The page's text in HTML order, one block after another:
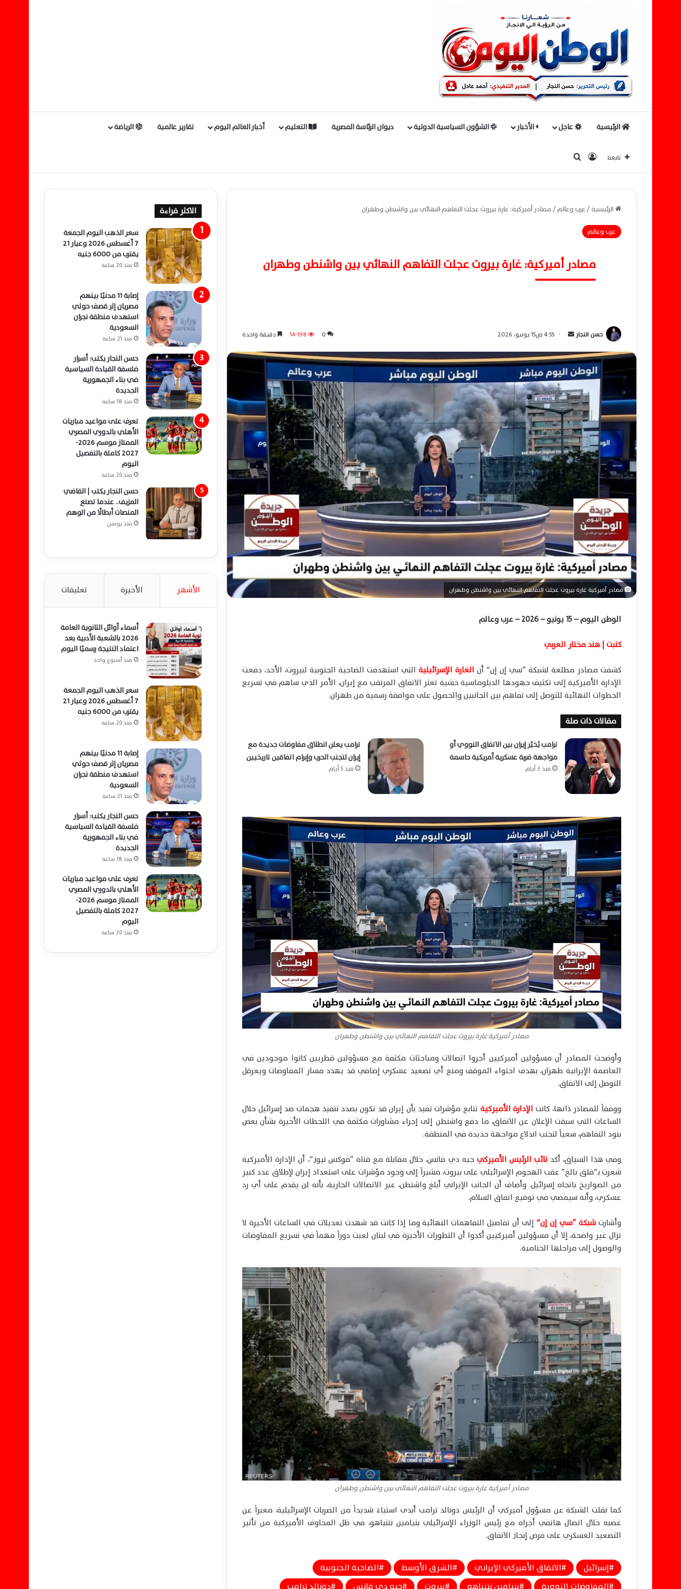
الرئيسية عاجل الأخبار الشؤون السياسية الدولية ديوان الرئاسة المصرية التعليم أخبار العالم اليوم تقارير عالمية الرياضة
تابعنا تسجيل الدخول
الرئيسية/عرب وعالم/مصادر أميركية: غارة بيروت عجلت التفاهم النهائي بين واشنطن وطهران
عرب وعالم
مصادر أميركية: غارة بيروت عجلت التفاهم النهائي بين واشنطن وطهران
حسن النجار
س
ل
ب
ر
ي
د
ا
إ
ل
ك
ت
و
ن
ي
ا
4:55 ص15 يونيو، 2026 0 14٬198 دقيقة واحدة
مصادر أميركية غارة بيروت عجلت التفاهم النهائي بين واشنطن وطهران
الوطن اليوم – 15 يونيو – 2026 – عرب وعالم
كتبت | هند مختار العربي
كشفت مصادر مطلعة لشبكة “سي إن إن” أن الغارة الإسرائيلية التي استهدفت الضاحية الجنوبية لبيروت، الأحد، دفعت
الإدارة الأميركية إلى تكثيف جهودها الدبلوماسية خشية تعثر الاتفاق المرتقب مع إيران، الأمر الذي ساهم في تسريع
الخطوات النهائية للتوصل إلى تفاهم بين الجانبين والحصول على موافقة رسمية من طهران.
مقالات ذات صلة
ترامب يُخيّر إيران بين الاتفاق النووي أو
مواجهة ضربة عسكرية أمريكية حاسمة
منذ 3 أيام
ترامب يعلن انطلاق مفاوضات جديدة مع
إيران لتجنب الحرب وإبرام اتفاقين تاريخيين
منذ 5 أيام
مصادر أميركية غارة بيروت عجلت التفاهم النهائي بين واشنطن وطهران
وأوضحت المصادر أن مسؤولين أميركيين أجروا اتصالات ومباحثات مكثفة مع مسؤولين قطريين كانوا موجودين في
العاصمة الإيرانية طهران، بهدف احتواء الموقف ومنع أي تصعيد عسكري إضافي قد يهدد مسار المفاوضات ويعرقل
التوصل إلى الاتفاق.
ووفقاً للمصادر ذاتها، كانت الإدارة الأميركية تتابع مؤشرات تفيد بأن إيران قد تكون بصدد تنفيذ هجمات ضد إسرائيل خلال
الساعات التي سبقت الإعلان عن الاتفاق، ما دفع واشنطن إلى إجراء مشاورات مكثفة في اللحظات الأخيرة بشأن بعض
بنود التفاهم، سعياً لتجنب اندلاع مواجهة جديدة في المنطقة.
وفي هذا السياق، أكد نائب الرئيس الأميركي جيه دي فانس، خلال مقابلة مع قناة “فوكس نيوز”، أن الإدارة الأميركية
شعرت بـ”قلق بالغ” عقب الهجوم الإسرائيلي على بيروت، مشيراً إلى وجود مؤشرات على استعداد إيران لإطلاق عدد كبير
من الصواريخ باتجاه إسرائيل. وأضاف أن الجانب الإيراني أبلغ واشنطن، عبر الاتصالات الجارية، بأنه لن يقدم على أي رد
عسكري، وأنه سيمضي في توقيع اتفاق السلام.
وأشارت شبكة “سي إن إن”إلى أن تفاصيل التفاهمات النهائية وما إذا كانت قد شهدت تعديلات في الساعات الأخيرة لا
تزال غير واضحة، إلا أن مسؤولين أميركيين أكدوا أن التطورات الأخيرة في لبنان لعبت دوراً مهماً في تسريع المفاوضات
والوصول إلى مراحلها الختامية.
مصادر أميركية غارة بيروت عجلت التفاهم النهائي بين واشنطن وطهران
كما نقلت الشبكة عن مسؤول أميركي أن الرئيس دونالد ترامب أبدى استياءً شديداً من الضربات الإسرائيلية، معبراً عن
غضبه خلال اتصال هاتفي أجراه مع رئيس الوزراء الإسرائيلي بنيامين نتنياهو، في ظل المخاوف الأميركية من تأثير
التصعيد العسكري على فرص إنجاز الاتفاق.
إسرائيل الاتفاق الأميركي الإيراني الشرق الأوسط
الضاحية الجنوبية
الاكثر قراءة
سعر الذهب اليوم الجمعة
7 أغسطس 2026 وعيار 21
يقترب من 6000 جنيه
منذ 20 ساعة
إصابة 11 مدنيًا بينهم
مصريان إثر قصف حوثي
استهدف منطقة نجران
السعودية
منذ 21 ساعة
حسن النجار يكتب: أسرار
فلسفة القيادة السياسية
في بناء الجمهورية
الجديدة
منذ 18 ساعة
تعرف على مواعيد مباريات
الأهلي بالدوري المصري
الممتاز موسم 2026-
2027 كاملة بالتفصيل
اليوم
منذ 20 ساعة
حسن النجار يكتب | القاضي
المزيف.. عندما تصنع
المنصات أبطالًا من الوهم
منذ يومين
الأشهر الأخيرة تعليقات
أسماء أوائل الثانوية العامة
2026 بالشعبة الأدبية بعد
اعتماد النتيجة رسميًا اليوم
منذ أسبوع واحد
سعر الذهب اليوم الجمعة
7 أغسطس 2026 وعيار 21
يقترب من 6000 جنيه
منذ 20 ساعة
إصابة 11 مدنيًا بينهم
مصريان إثر قصف حوثي
استهدف منطقة نجران
السعودية
منذ 21 ساعة
حسن النجار يكتب: أسرار
فلسفة القيادة السياسية
في بناء الجمهورية
الجديدة
منذ 18 ساعة
تعرف على مواعيد مباريات
الأهلي بالدوري المصري
الممتاز موسم 2026-
2027 كاملة بالتفصيل
اليوم
منذ 20 ساعة